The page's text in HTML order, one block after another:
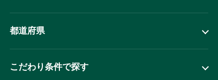
都道府県
こだわり条件で探す